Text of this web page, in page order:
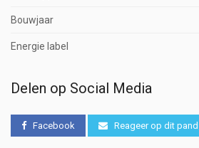
Bouwjaar
Energie label
Delen op Social Media
Facebook Reageer op dit pand